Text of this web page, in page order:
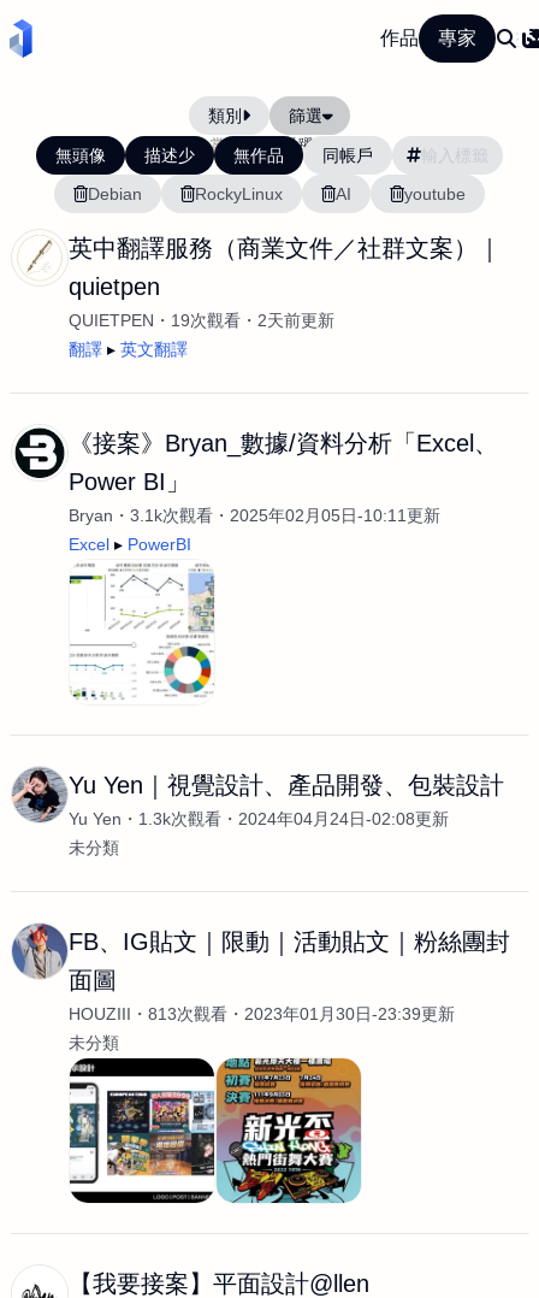
作品 專家
類別 篩選
當前排序: 活躍度
無頭像 描述少 無作品
同帳戶
Debian
RockyLinux AI youtube
英中翻譯服務（商業文件／社群文案）｜
quietpen
QUIETPEN 19次觀看
2天前更新
翻譯
英文翻譯
《接案》Bryan_數據/資料分析「Excel、
Power BI」
Bryan 3.1k次觀看
2025年02月05日-10:11更新
Excel
PowerBI
Yu Yen｜視覺設計、產品開發、包裝設計
Yu Yen 1.3k次觀看
2024年04月24日-02:08更新
未分類
FB、IG貼文｜限動｜活動貼文｜粉絲團封
面圖
HOUZIII 813次觀看
2023年01月30日-23:39更新
未分類
【我要接案】平面設計@llen